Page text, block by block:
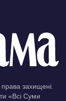
захищені.
«Всі Суми